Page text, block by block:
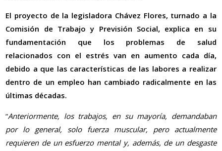
El proyecto de la legisladora Chávez Flores, turnado a la
Comisión de Trabajo y Previsión Social, explica en su
fundamentación que los problemas de salud
relacionados con el estrés van en aumento cada día,
debido a que las características de las labores a realizar
dentro de un empleo han cambiado radicalmente en las
últimas décadas.
“Anteriormente, los trabajos, en su mayoría, demandaban
por lo general, solo fuerza muscular, pero actualmente
requieren de un esfuerzo mental y, además, de un desgaste